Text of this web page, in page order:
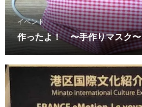
イベント
作ったよ！ 〜手作りマスク〜